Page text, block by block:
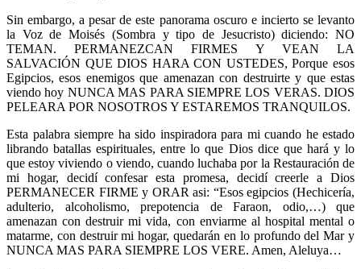
Sin embargo, a pesar de este panorama oscuro e incierto se levanto
la Voz de Moisés (Sombra y tipo de Jesucristo) diciendo: NO
TEMAN. PERMANEZCAN FIRMES Y VEAN LA
SALVACIÓN QUE DIOS HARA CON USTEDES, Porque esos
Egipcios, esos enemigos que amenazan con destruirte y que estas
viendo hoy NUNCA MAS PARA SIEMPRE LOS VERAS. DIOS
PELEARA POR NOSOTROS Y ESTAREMOS TRANQUILOS.
Esta palabra siempre ha sido inspiradora para mi cuando he estado
librando batallas espirituales, entre lo que Dios dice que hará y lo
que estoy viviendo o viendo, cuando luchaba por la Restauración de
mi hogar, decidí confesar esta promesa, decidí creerle a Dios
PERMANECER FIRME y ORAR asi: “Esos egipcios (Hechicería,
adulterio, alcoholismo, prepotencia de Faraon, odio,…) que
amenazan con destruir mi vida, con enviarme al hospital mental o
matarme, con destruir mi hogar, quedarán en lo profundo del Mar y
NUNCA MAS PARA SIEMPRE LOS VERE. Amen, Aleluya…